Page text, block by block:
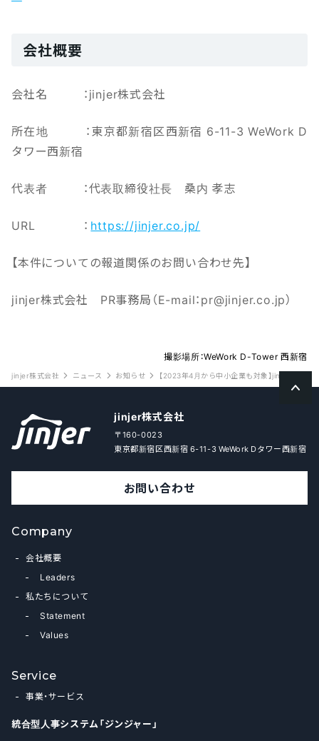
会社概要
会社名 ：jinjer株式会社
所在地 ：東京都新宿区西新宿 6-11-3 WeWork D
タワー西新宿
代表者 ：代表取締役社長 桑内 孝志
URL ： https://jinjer.co.jp/
【本‌件‌に‌つ‌い‌ての報‌道‌関‌係‌の‌お‌問‌い‌合‌わ‌せ先】‌ ‌
jinjer株式会社 ‌PR事務局（E-mail‌：‌pr@jinjer.co.jp）
jinjer株式会社 ニュース お知らせ 【2023年4月から中小企業も対象】jinjer、「月
撮影場所：WeWork D-Tower 西新宿
jinjer株式会社
〒160-0023
東京都新宿区西新宿 6-11-3 WeWork Dタワー西新宿
お問い合わせ
Company
会社概要
Leaders
私たちについて
Statement
Values
Service
事業・サービス
統合型人事システム「ジンジャー」